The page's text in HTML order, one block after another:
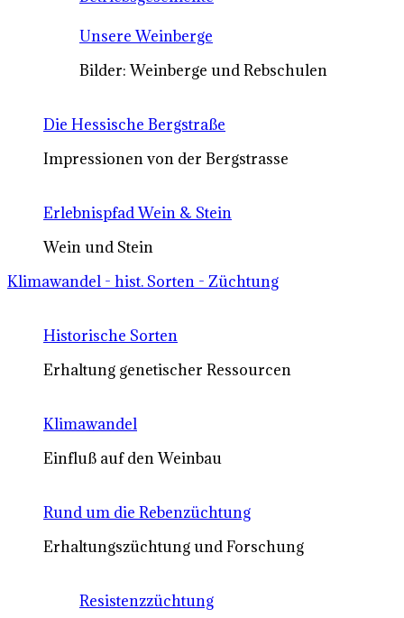
Unsere Weinberge
Bilder: Weinberge und Rebschulen
Die Hessische Bergstraße
Impressionen von der Bergstrasse
Erlebnispfad Wein & Stein
Wein und Stein
Klimawandel - hist. Sorten - Züchtung
Historische Sorten
Erhaltung genetischer Ressourcen
Klimawandel
Einfluß auf den Weinbau
Rund um die Rebenzüchtung
Erhaltungszüchtung und Forschung
Resistenzzüchtung